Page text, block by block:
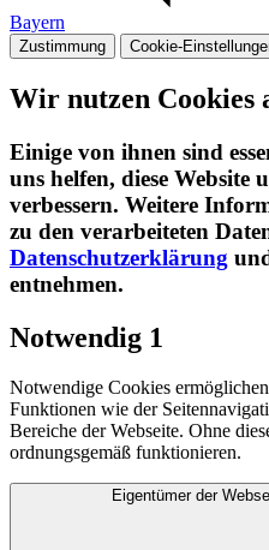
Bayern
Zustimmung Cookie-
Wir nutzen Cookies
Einige von ihnen sind
uns helfen, diese
verbessern. Weitere
zu den verarbeiteten
Datenschutzerklärung
entnehmen.​
Notwendig 1
Notwendige Cookies
Funktionen wie der
Bereiche der Webseite. Ohne
ordnungsgemäß funktionieren.
Eigentümer der